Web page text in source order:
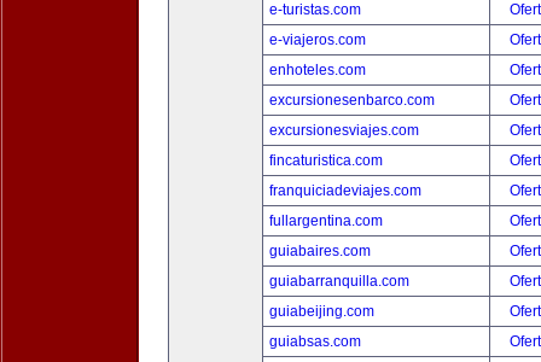
e-turistas.com
e-viajeros.com
enhoteles.com
excursionesenbarco.com
excursionesviajes.com
fincaturistica.com
franquiciadeviajes.com
fullargentina.com
guiabaires.com
guiabarranquilla.com
guiabeijing.com
guiabsas.com